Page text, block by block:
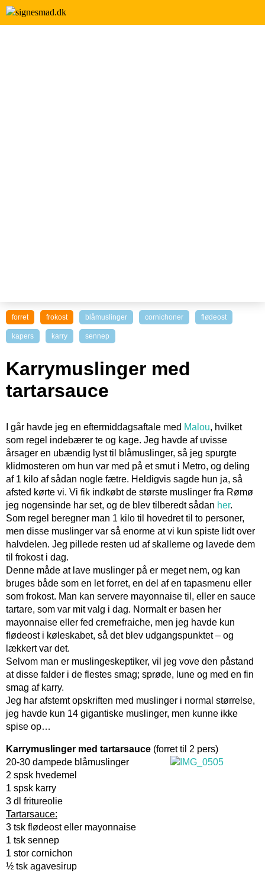
forret frokost blåmuslinger cornichoner flødeost
kapers karry sennep
Karrymuslinger med
tartarsauce
I går havde jeg en eftermiddagsaftale med Malou, hvilket
som regel indebærer te og kage. Jeg havde af uvisse
årsager en ubændig lyst til blåmuslinger, så jeg spurgte
klidmosteren om hun var med på et smut i Metro, og deling
af 1 kilo af sådan nogle fætre. Heldigvis sagde hun ja, så
afsted kørte vi. Vi fik indkøbt de største muslinger fra Rømø
jeg nogensinde har set, og de blev tilberedt sådan her.
Som regel beregner man 1 kilo til hovedret til to personer,
men disse muslinger var så enorme at vi kun spiste lidt over
halvdelen. Jeg pillede resten ud af skallerne og lavede dem
til frokost i dag.
Denne måde at lave muslinger på er meget nem, og kan
bruges både som en let forret, en del af en tapasmenu eller
som frokost. Man kan servere mayonnaise til, eller en sauce
tartare, som var mit valg i dag. Normalt er basen her
mayonnaise eller fed cremefraiche, men jeg havde kun
flødeost i køleskabet, så det blev udgangspunktet – og
lækkert var det.
Selvom man er muslingeskeptiker, vil jeg vove den påstand
at disse falder i de flestes smag; sprøde, lune og med en fin
smag af karry.
Jeg har afstemt opskriften med muslinger i normal størrelse,
jeg havde kun 14 gigantiske muslinger, men kunne ikke
spise op…
Karrymuslinger med tartarsauce (forret til 2 pers)
20-30 dampede blåmuslinger
2 spsk hvedemel
1 spsk karry
3 dl fritureolie
Tartarsauce:
3 tsk flødeost eller mayonnaise
1 tsk sennep
1 stor cornichon
½ tsk agavesirup